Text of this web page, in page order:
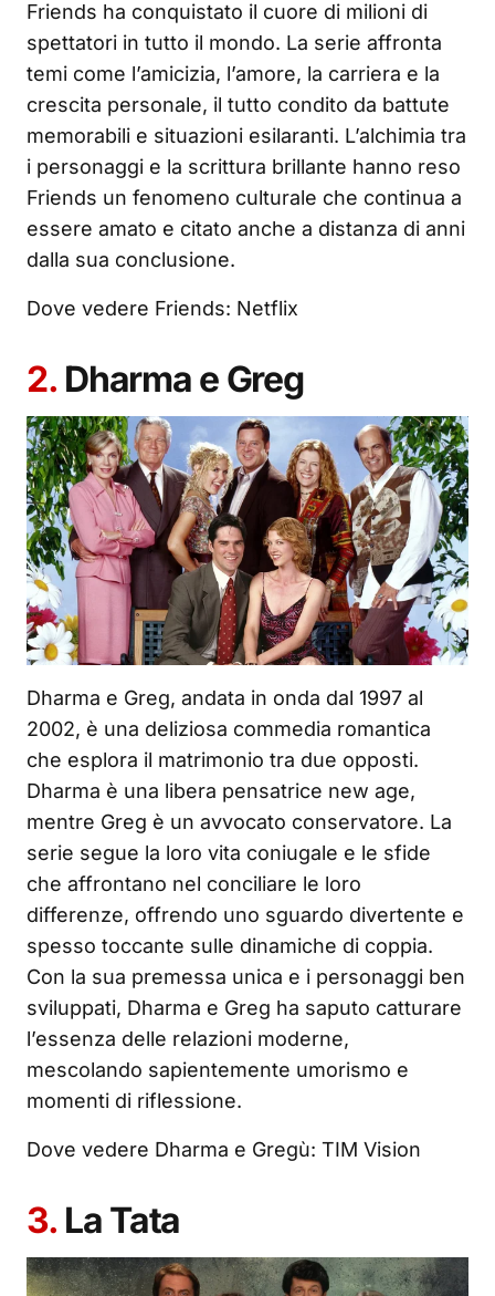
Friends ha conquistato il cuore di milioni di
spettatori in tutto il mondo. La serie affronta
temi come l’amicizia, l’amore, la carriera e la
crescita personale, il tutto condito da battute
memorabili e situazioni esilaranti. L’alchimia tra
i personaggi e la scrittura brillante hanno reso
Friends un fenomeno culturale che continua a
essere amato e citato anche a distanza di anni
dalla sua conclusione.
Dove vedere Friends: Netflix
2. Dharma e Greg
Dharma e Greg, andata in onda dal 1997 al
2002, è una deliziosa commedia romantica
che esplora il matrimonio tra due opposti.
Dharma è una libera pensatrice new age,
mentre Greg è un avvocato conservatore. La
serie segue la loro vita coniugale e le sfide
che affrontano nel conciliare le loro
differenze, offrendo uno sguardo divertente e
spesso toccante sulle dinamiche di coppia.
Con la sua premessa unica e i personaggi ben
sviluppati, Dharma e Greg ha saputo catturare
l’essenza delle relazioni moderne,
mescolando sapientemente umorismo e
momenti di riflessione.
Dove vedere Dharma e Gregù: TIM Vision
3. La Tata